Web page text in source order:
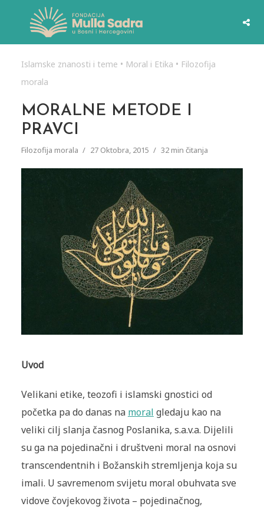
Islamske znanosti i teme • Moral i Etika • Filozofija
morala
MORALNE METODE I
PRAVCI
Filozofija morala 27 Oktobra, 2015 32 min čitanja
Uvod
Velikani etike, teozofi i islamski gnostici od
početka pa do danas na moral gledaju kao na
veliki cilj slanja časnog Poslanika, s.a.v.a. Dijelili
su ga na pojedinačni i društveni moral na osnovi
transcendentnih i Božanskih stremljenja koja su
imali. U savremenom svijetu moral obuhvata sve
vidove čovjekovog života – pojedinačnog,